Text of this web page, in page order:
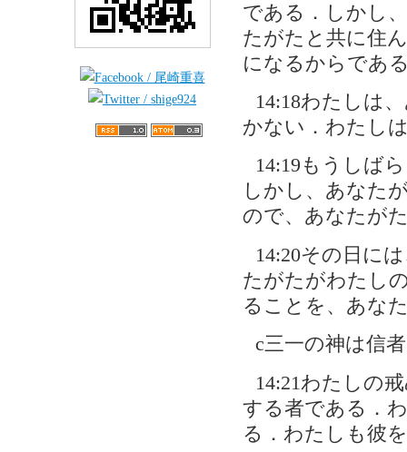
である．しかし
たがたと共に住
になるからであ
14:18わたしは
かない．わたし
14:19もうしば
しかし、あなた
ので、あなたが
14:20その日に
たがたがわたし
ることを、あな
c三一の神は信
14:21わたしの
する者である．
る．わたしも彼